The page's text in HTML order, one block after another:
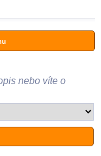
nebo víte o